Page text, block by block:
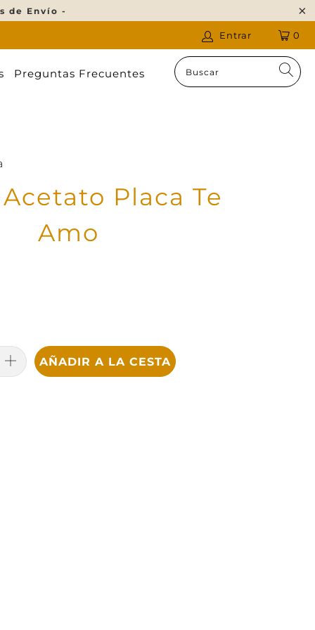
de Envío -
0
Entrar
Preguntas Frecuentes
Placa Te
Amo
AÑADIR A LA CESTA